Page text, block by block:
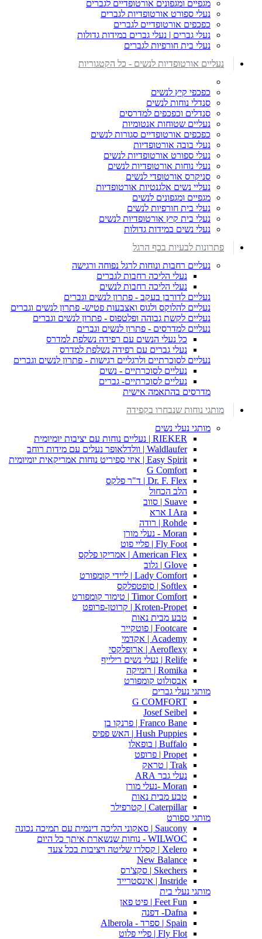
מגפיים ומגפונים אורטופדיים לגברים
נעלי ספורט אורטופדיות לגברים
כפכפים אורטופדיים לגברים
נעלי גברים | נעלי גברים במידות גדולות
נעלי בית חורפיות לגברים
נעליים אורטופדיות לנשים - כל הקטגוריות
כפכפי קיץ לנשים
סנדלי נוחות לנשים
סנדלים וכפכפים למדרסים
נעליים שטוחות אנטומיות
כפכפים אורטופדיים סגורות לנשים
נעלי בובה אורטופדיות
נעלי ספורט אורטופדיות לנשים
נעלי נוחות אורטופדיות לנשים
סניקרס אורטופדי לנשים
נעליי נשים אלגנטיות אורטופדיות
מגפיים ומגפונים לנשים
נעלי בית חורפיות לנשים
נעלי בית קיץ אורטופדיות לנשים
נעלי נשים במידות גדולות
פתרונות לבעיות בכף הרגל
נעליים רחבות ונוחות לרגל נפוחה ורגישה
נעלי הליכה רחבות לגברים
נעלי הליכה רחבות לנשים
נעליים לדורבן בעקב - פתרון לנשים וגברים
נעליים להלוקס ולגוס ואצבעות פטיש- פתרון לנשים וגברים
נעליים לקשת גבוהה ופלטפוס - פתרון לנשים וגברים
נעליים למדרסים - פתרון לנשים וגברים
כל נעלי הנשים עם רפידה נשלפת למדרס
נעלי גברים עם רפידה נשלפת למדרס
נעליים לסוכרתיים ולרגליים רגישות - פתרון לנשים וגברים
נעליים לסוכרתיים - נשים
נעליים לסוכרתיים- גברים
מדרסים בהתאמה אישית
מותגי נוחות שנבחרו בקפידה
מותגי נעלי נשים
RIEKER | נעליים נוחות עם יציבות יומיומית
Waldlaufer | וולדלאופר נעלים עם מידות רוחב
Easy Spirit | איזי ספיריט נוחות אמריקאית יומיומית
G Comfort
Dr. F. Flex | ד"ר פלקס
הלב הכחול
Suave | סווב
I Ara ארא
Rohde | רודה
Moran - נעלי מורן
Fly Foot | פליי פוט
American Flex | אמריקו פלקס
Glove | גלוב
Lady Comfort | ליידי קומפורט
Softlex | סופטפלקס
Timor Comfort | טימור קומפורט
Kroten-Propet | קרוטן-פרופט
טבע מבית נאות
Footcare | פוטקייר
Academy | אקדמי
Aeroflexy | ארופלקסי
Relife | נעלי נשים רילייף
Romika | רומיקה
אבסולוט קומפורט
מותגי נעלי גברים
G COMFORT
Josef Seibel
Franco Bane | פרנקו בן
Hush Puppies | האש פפיס
Buffalo | בופאלו
Propet | פרופט
Trak | טראק
נעלי גבר ARA
Moran -נעלי מורן
טבע מבית נאות
Caterpillar | קטרפילר
מותגי ספורט
Saucony | סאקוני הליכה דינמית עם תמיכה נכונה
WILWOC - נוחות שנשארת איתך כל היום
Xelero | קסלרו שליטה ויציבות בכל צעד
New Balance
Skechers | סקצ'רס
Instride | אינסטרייד
מותגי נעלי בית
Feet Fun | פיט פאן
Dafna- דפנה
Spain | ספרד - Alberola
Fly Flot | פליי פלוט